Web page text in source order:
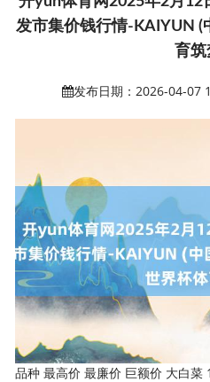
发市集价钱行情-KAIYUN (
育筑
发布日期：2026-04-
品种 最高价 最廉价 巨额价 大白